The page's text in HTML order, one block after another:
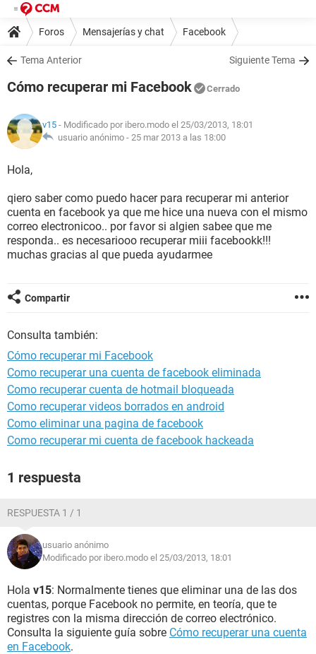
Foros Mensajerías y chat Facebook
Tema Anterior Siguiente Tema
Cómo recuperar mi Facebook Cerrado
v15 - Modificado por ibero.modo el 25/03/2013, 18:01
usuario anónimo - 25 mar 2013 a las 18:00
Hola,
qiero saber como puedo hacer para recuperar mi anterior
cuenta en facebook ya que me hice una nueva con el mismo
correo electronicoo.. por favor si algien sabee que me
responda.. es necesariooo recuperar miii facebookk!!!
muchas gracias al que pueda ayudarmee
Compartir
Consulta también:
Cómo recuperar mi Facebook
Como recuperar una cuenta de facebook eliminada
Como recuperar cuenta de hotmail bloqueada
Como recuperar videos borrados en android
Como eliminar una pagina de facebook
Como recuperar mi cuenta de facebook hackeada
1 respuesta
RESPUESTA 1 / 1
usuario anónimo
Modificado por ibero.modo el 25/03/2013, 18:01
Hola v15: Normalmente tienes que eliminar una de las dos
cuentas, porque Facebook no permite, en teoría, que te
registres con la misma dirección de correo electrónico.
Consulta la siguiente guía sobre Cómo recuperar una cuenta
en Facebook.